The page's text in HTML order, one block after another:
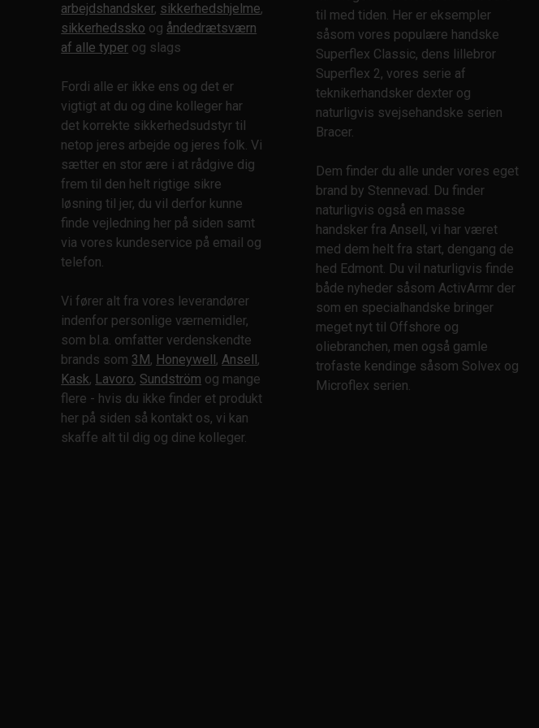
Støvler
Støvmasker
Svejse
Svejsetøj
Såler
Tasker
Tekniker
Træsko
Turbodrevet
Vinter
Værktøjssikring
Åndedrætsværn
tilbehør
EN12492
EN12841
EN12941
EN13034
EN14126
EN14387
EN14404
EN14594
EN15151
EN16350
EN61340-5-1
ENISO374-1
ENISO374-5
ENISO6530
ENISO10819
ENISO11611
ENISO12947
ENISO13688
arbejdshandsker, sikkerhedshjelme,
sikkerhedssko og åndedrætsværn
af alle typer og slags
Fordi alle er ikke ens og det er
vigtigt at du og dine kolleger har
det korrekte sikkerhedsudstyr til
netop jeres arbejde og jeres folk. Vi
sætter en stor ære i at rådgive dig
frem til den helt rigtige sikre
løsning til jer, du vil derfor kunne
finde vejledning her på siden samt
via vores kundeservice på email og
telefon.
Vi fører alt fra vores leverandører
indenfor personlige værnemidler,
som bl.a. omfatter verdenskendte
brands som 3M, Honeywell ,Ansell ,
Kask, Lavoro, Sundström og mange
flere - hvis du ikke finder et produkt
her på siden så kontakt os, vi kan
skaffe alt til dig og dine kolleger.
til med tiden. Her er eksempler
såsom vores populære handske
Superflex Classic, dens lillebror
Superflex 2, vores serie af
teknikerhandsker dexter og
naturligvis svejsehandske serien
Bracer.
Dem finder du alle under vores eget
brand by Stennevad. Du finder
naturligvis også en masse
handsker fra Ansell, vi har været
med dem helt fra start, dengang de
hed Edmont. Du vil naturligvis finde
både nyheder såsom ActivArmr der
som en specialhandske bringer
meget nyt til Offshore og
oliebranchen, men også gamle
trofaste kendinge såsom Solvex og
Microflex serien.